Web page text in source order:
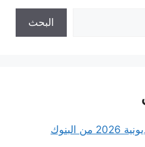
البحث
مقارنة أقل نسبة شراء مديونية 2026 من البنوك